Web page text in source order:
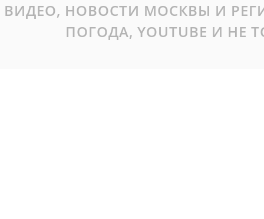
ВИДЕО, НОВОСТИ МОСКВЫ И
ПОГОДА, YOUTUBE И